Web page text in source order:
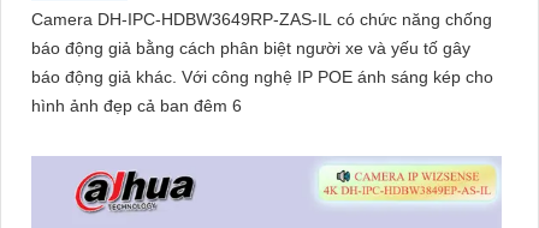
Camera DH-IPC-HDBW3649RP-ZAS-IL có chức năng chống
báo động giả bằng cách phân biệt người xe và yếu tố gây
báo động giả khác. Với công nghệ IP POE ánh sáng kép cho
hình ảnh đẹp cả ban đêm 6